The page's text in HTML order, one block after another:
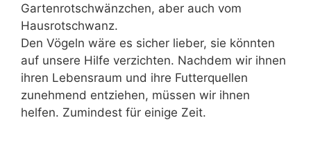
Gartenrotschwänzchen, aber auch vom
Hausrotschwanz.
Den Vögeln wäre es sicher lieber, sie könnten
auf unsere Hilfe verzichten. Nachdem wir ihnen
ihren Lebensraum und ihre Futterquellen
zunehmend entziehen, müssen wir ihnen
helfen. Zumindest für einige Zeit.